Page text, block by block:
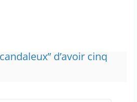
d’avoir cinq